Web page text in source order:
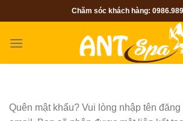
to
content
Chăm sóc khách hàng:
Quên mật khẩu? Vui lòng nhập tên